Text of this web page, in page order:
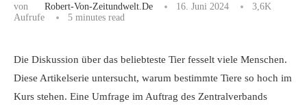
von Robert-Von-Zeitundwelt.de 16. Juni 2024
3,6K
Aufrufe
5 minutes read
Die Diskussion über das beliebteste Tier fesselt viele Menschen.
Diese Artikelserie untersucht, warum bestimmte Tiere so hoch im
Kurs stehen. Eine Umfrage im Auftrag des Zentralverbands